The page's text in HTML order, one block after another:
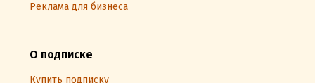
Реклама для бизнеса
О подписке
Купить подписку